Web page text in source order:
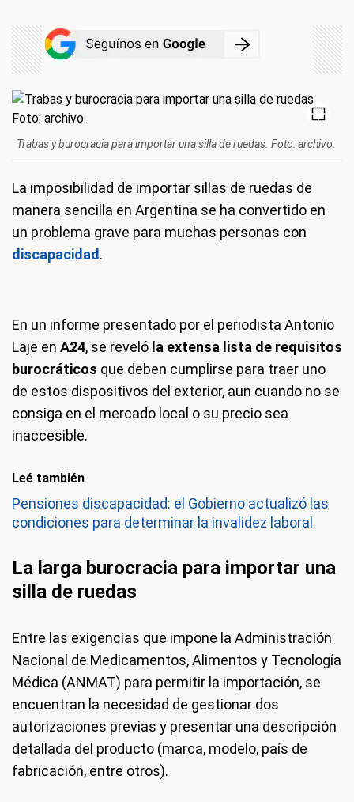
Trabas y burocracia para importar una silla de ruedas. Foto: archivo.
La imposibilidad de importar sillas de ruedas de
manera sencilla en Argentina se ha convertido en
un problema grave para muchas personas con
discapacidad .
En un informe presentado por el periodista Antonio
Laje en A24, se reveló la extensa lista de requisitos
burocráticos que deben cumplirse para traer uno
de estos dispositivos del exterior, aun cuando no se
consiga en el mercado local o su precio sea
inaccesible.
Leé también
Pensiones discapacidad: el Gobierno actualizó las
condiciones para determinar la invalidez laboral
La larga burocracia para importar una
silla de ruedas
Entre las exigencias que impone la Administración
Nacional de Medicamentos, Alimentos y Tecnología
Médica (ANMAT) para permitir la importación, se
encuentran la necesidad de gestionar dos
autorizaciones previas y presentar una descripción
detallada del producto (marca, modelo, país de
fabricación, entre otros).